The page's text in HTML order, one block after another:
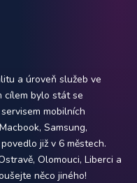
a úroveň služeb ve
cílem bylo stát se
mobilních
Samsung,
již v 6 městech.
Olomouci, Liberci a
něco jiného!